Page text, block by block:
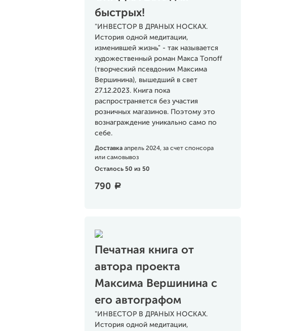
быстрых!
"ИНВЕСТОР В ДРАНЫХ НОСКАХ.
История одной медитации,
изменившей жизнь" - так называется
художественный роман Макса Топоff
(творческий псевдоним Максима
Вершинина), вышедший в свет
27.12.2023. Книга пока
распространяется без участия
розничных магазинов. Поэтому это
вознаграждение уникально само по
себе.
Доставка апрель 2024, за счет спонсора
или самовывоз
Осталось 50 из 50
790 a
Печатная книга от
автора проекта
Максима Вершинина с
его автографом
"ИНВЕСТОР В ДРАНЫХ НОСКАХ.
История одной медитации,